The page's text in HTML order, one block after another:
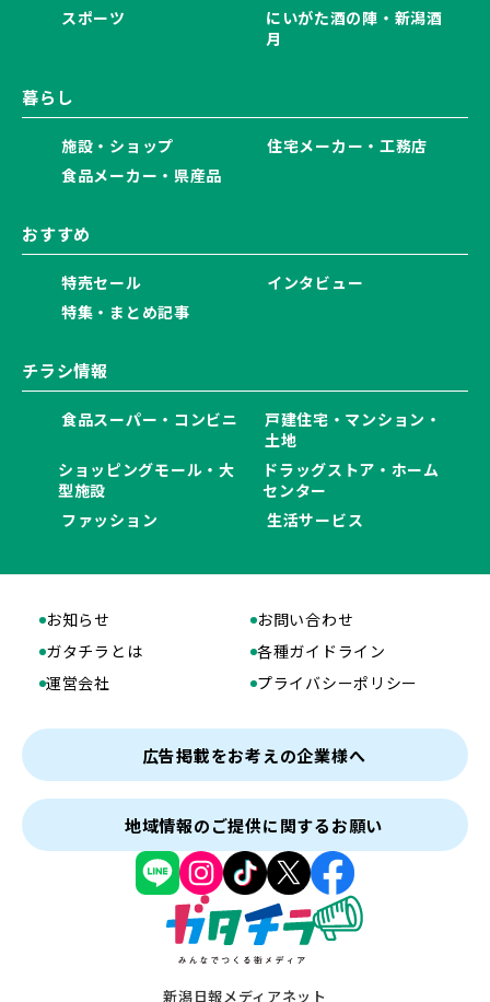
スポーツ
にいがた酒の陣・新潟酒
月
暮らし
施設・ショップ
住宅メーカー・工務店
食品メーカー・県産品
おすすめ
特売セール
インタビュー
特集・まとめ記事
チラシ情報
食品スーパー・コンビニ
戸建住宅・マンション・
土地
ショッピングモール・大
型施設
ドラッグストア・ホーム
センター
ファッション
生活サービス
新潟日報メディアネット
お知らせ
お問い合わせ
ガタチラとは
各種ガイドライン
運営会社
プライバシーポリシー
広告掲載をお考えの企業様へ
地域情報のご提供に関するお願い